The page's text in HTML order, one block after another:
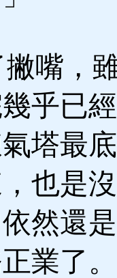
嘴，
乎已
塔最
也是
然還
業了。